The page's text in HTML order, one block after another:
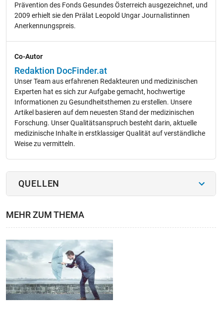
Prävention des Fonds Gesundes Österreich ausgezeichnet, und
2009 erhielt sie den Prälat Leopold Ungar Journalistinnen
Anerkennungspreis.
Co-Autor
Redaktion DocFinder.at
Unser Team aus erfahrenen Redakteuren und medizinischen
Experten hat es sich zur Aufgabe gemacht, hochwertige
Informationen zu Gesundheitsthemen zu erstellen. Unsere
Artikel basieren auf dem neuesten Stand der medizinischen
Forschung. Unser Qualitätsanspruch besteht darin, aktuelle
medizinische Inhalte in erstklassiger Qualität auf verständliche
Weise zu vermitteln.
QUELLEN
MEHR ZUM THEMA